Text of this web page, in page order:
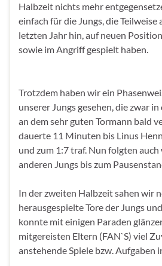
Halbzeit nichts mehr
einfach für die Jungs, die Teilweise
letzten Jahr hin, auf neuen
sowie im Angriff gespielt haben.
Trotzdem haben wir ein
unserer Jungs gesehen, die zwar
an dem sehr guten Tormann bald
dauerte 11 Minuten bis Linus
und zum 1:7 traf. Nun folgten auch
anderen Jungs bis zum
In der zweiten Halbzeit sahen wir
herausgespielte Tore der Jungs
konnte mit einigen Paraden
mitgereisten Eltern (FAN`S) viel
anstehende Spiele bzw. Aufgaben